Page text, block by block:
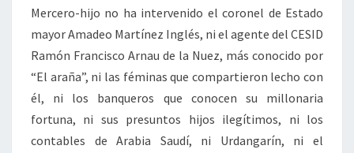
Mercero-hijo no ha intervenido el coronel de Estado
mayor Amadeo Martínez Inglés, ni el agente del CESID
Ramón Francisco Arnau de la Nuez, más conocido por
“El araña”, ni las féminas que compartieron lecho con
él, ni los banqueros que conocen su millonaria
fortuna, ni sus presuntos hijos ilegítimos, ni los
contables de Arabia Saudí, ni Urdangarín, ni el